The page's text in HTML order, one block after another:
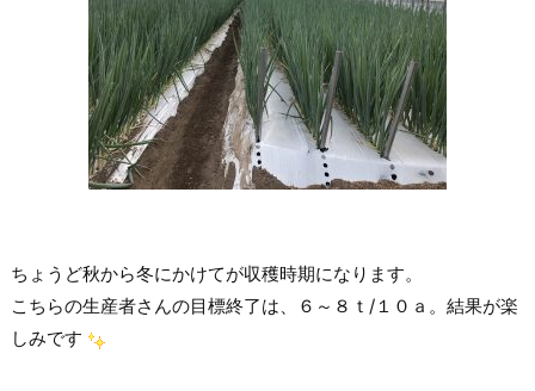
ちょうど秋から冬にかけてが収穫時期になります。
こちらの生産者さんの目標終了は、６～８ｔ/１０ａ。結果が楽
しみです